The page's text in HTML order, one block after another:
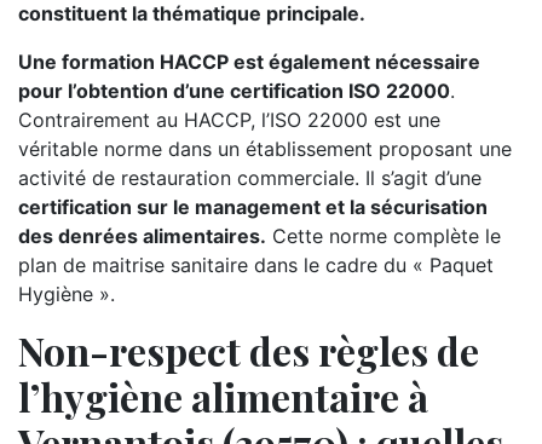
constituent la thématique principale.
Une formation HACCP est également nécessaire
pour l’obtention d’une certification ISO 22000.
Contrairement au HACCP, l’ISO 22000 est une
véritable norme dans un établissement proposant une
activité de restauration commerciale. Il s’agit d’une
certification sur le management et la sécurisation
des denrées alimentaires. Cette norme complète le
plan de maitrise sanitaire dans le cadre du « Paquet
Hygiène ».
Non-respect des règles de
l’hygiène alimentaire à